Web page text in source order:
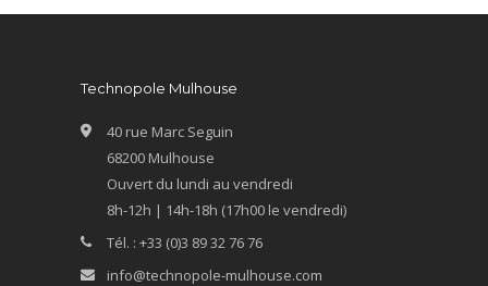
Technopole Mulhouse
40 rue Marc Seguin
68200 Mulhouse
Ouvert du lundi au vendredi
8h-12h | 14h-18h (17h00 le vendredi)
Tél. : +33 (0)3 89 32 76 76
info@technopole-mulhouse.com